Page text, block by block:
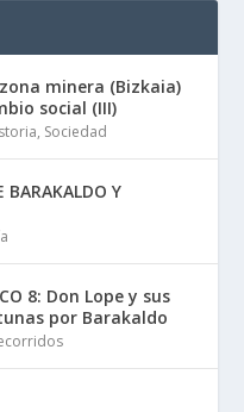
minera (Bizkaia)
social (III)
, Sociedad
BARAKALDO Y
8: Don Lope y sus
por Barakaldo